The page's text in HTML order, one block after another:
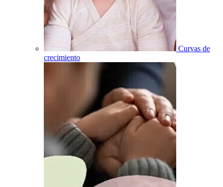
Curvas de
crecimiento